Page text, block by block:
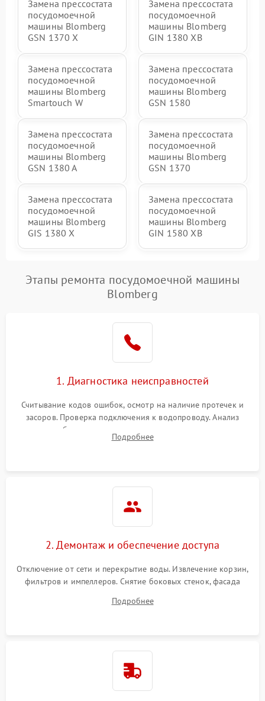
Замена прессостата
посудомоечной
машины Blomberg
GSN 1370 X
Замена прессостата
посудомоечной
машины Blomberg
GIN 1380 XB
Замена прессостата
посудомоечной
машины Blomberg
Smartouch W
Замена прессостата
посудомоечной
машины Blomberg
GSN 1580
Замена прессостата
посудомоечной
машины Blomberg
GSN 1380 A
Замена прессостата
посудомоечной
машины Blomberg
GSN 1370
Замена прессостата
посудомоечной
машины Blomberg
GIS 1380 X
Замена прессостата
посудомоечной
машины Blomberg
GIN 1580 XB
Этапы ремонта посудомоечной машины
Blomberg
1. Диагностика неисправностей
Считывание кодов ошибок, осмотр на наличие протечек и
засоров. Проверка подключения к водопроводу. Анализ
жалоб на отсутствие слива, нагрева, вращения
разбрызгивателей или срабатывание системы защиты
Подробнее
2. Демонтаж и обеспечение доступа
Отключение от сети и перекрытие воды. Извлечение корзин,
фильтров и импеллеров. Снятие боковых стенок, фасада
циркуляционному насосу, ТЭНу и сливной помпе.
Подробнее